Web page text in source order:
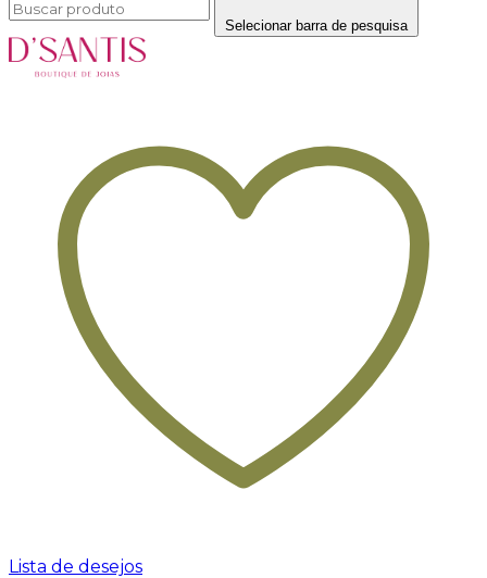
Selecionar barra de pesquisa
Lista de desejos